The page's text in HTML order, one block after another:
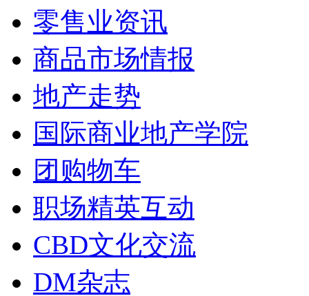
零售业资讯
商品市场情报
地产走势
国际商业地产学院
团购物车
职场精英互动
CBD文化交流
DM杂志